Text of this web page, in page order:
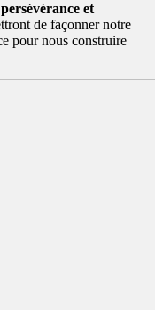
persévérance et
de façonner notre
pour nous construire